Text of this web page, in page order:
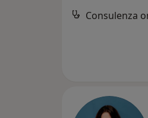
Consulenza